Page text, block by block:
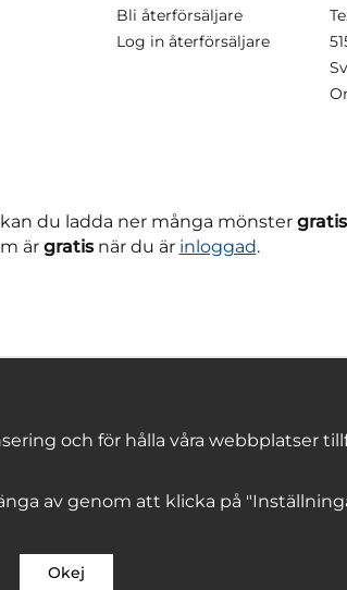
Bli återförsäljare
Log in återförsäljare
du ladda ner många mönster gratis
är gratisnär du är inloggad.
AB
och för hålla våra webbplatser
av genom att klicka på
Okej